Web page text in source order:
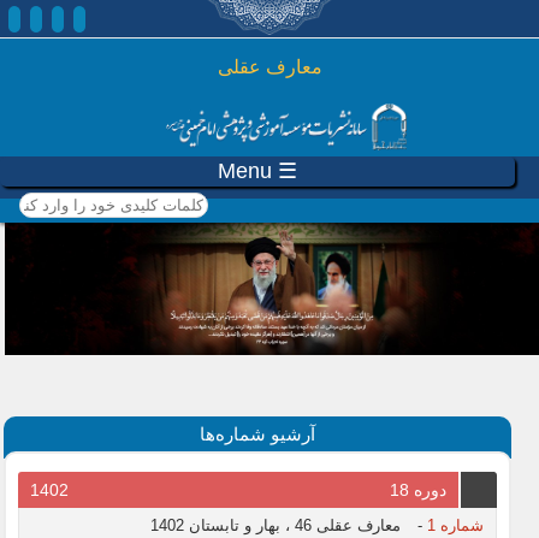
رفتن به محتوای اصلی
معارف عقلی
☰ Menu
کلمات کلیدی خود را وارد
کنید
آرشیو شماره‌ها
دوره 18 1402
شماره 1 - معارف عقلی 46 ، بهار و تابستان 1402